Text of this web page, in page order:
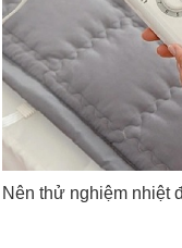
Nên thử nghiệm nhiệt